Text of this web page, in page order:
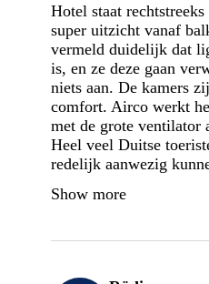
Hotel staat
super uitzicht vanaf
vermeld duidelijk dat
is, en ze deze gaan
niets aan. De kamers
comfort. Airco werkt
met de grote ventilator
Heel veel Duitse
redelijk aanwezig
Show more